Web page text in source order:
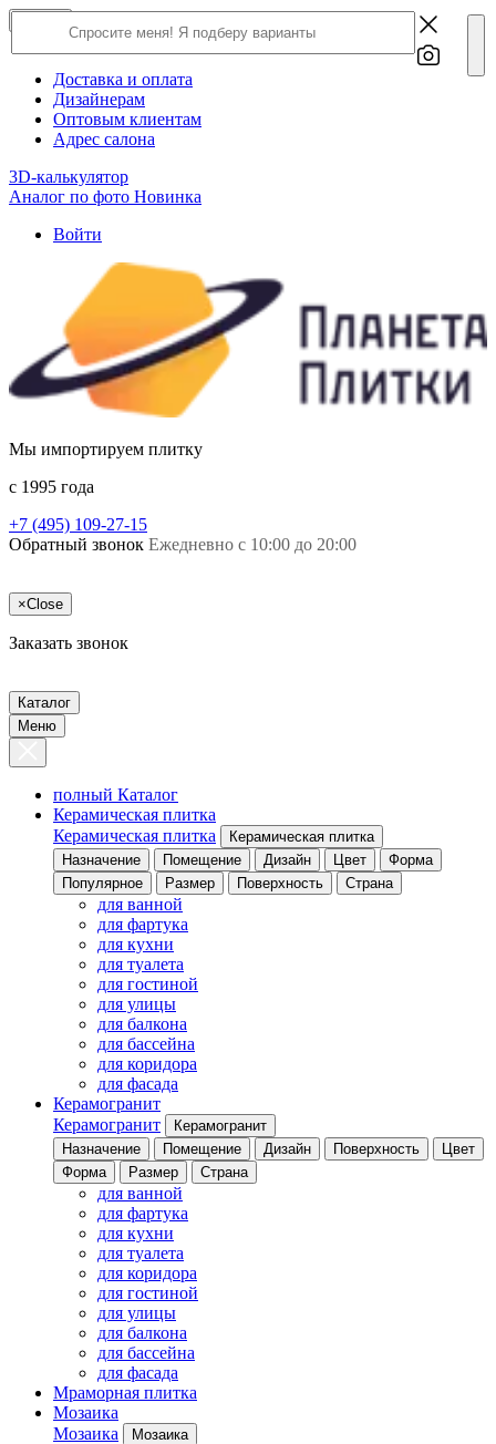
О компании
Доставка и оплата
Дизайнерам
Оптовым клиентам
Адрес салона
3D-калькулятор
Аналог по фото Новинка
Войти
Мы импортируем плитку
c 1995 года
+7 (495) 109-27-15
Обратный звонок Ежедневно с 10:00 до 20:00
×Close
Заказать звонок
Каталог
Меню
полный Каталог
Керамическая плитка
Керамическая плитка
Керамическая плитка
Назначение
Помещение Дизайн Цвет
Форма
Популярное
Размер Поверхность Страна
для ванной
для фартука
для кухни
для туалета
для гостиной
для улицы
для балкона
для бассейна
для коридора
для фасада
Керамогранит
Керамогранит
Керамогранит
Назначение
Помещение Дизайн Поверхность
Цвет
Форма
Размер Страна
для ванной
для фартука
для кухни
для туалета
для коридора
для гостиной
для улицы
для балкона
для бассейна
для фасада
Мраморная плитка
Мозаика
Мозаика
Мозаика